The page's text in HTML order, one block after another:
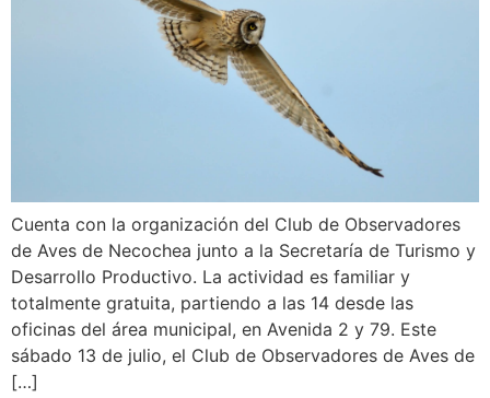
Cuenta con la organización del Club de Observadores
de Aves de Necochea junto a la Secretaría de Turismo y
Desarrollo Productivo. La actividad es familiar y
totalmente gratuita, partiendo a las 14 desde las
oficinas del área municipal, en Avenida 2 y 79. Este
sábado 13 de julio, el Club de Observadores de Aves de
[…]